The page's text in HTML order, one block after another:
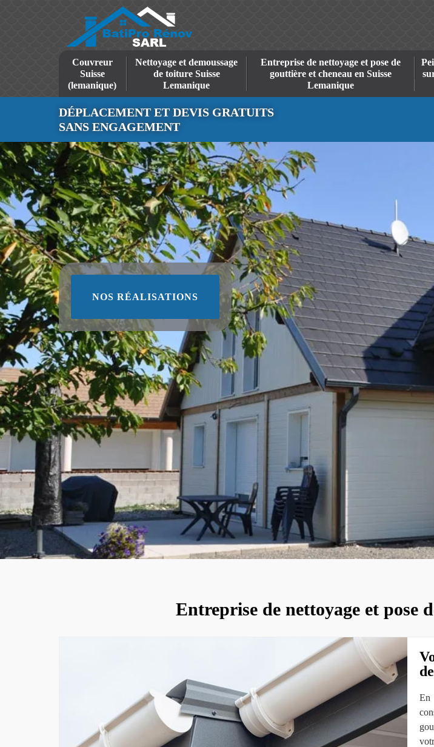
Couvreur
Suisse
(lemanique)
Nettoyage et demoussage
de toiture Suisse
Lemanique
Entreprise de nettoyage et pose de
gouttière et cheneau en Suisse
Lemanique
DÉPLACEMENT ET DEVIS GRATUITS
SANS ENGAGEMENT
NOS RÉALISATIONS
Entreprise de nettoyage et pose
En